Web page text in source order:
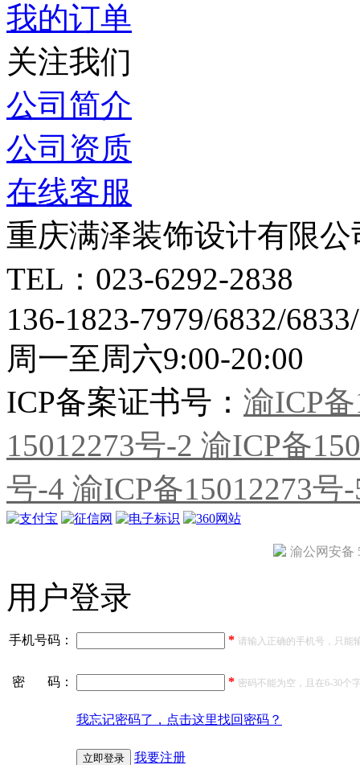
我的订单
关注我们
公司简介
公司资质
在线客服
重庆满泽装饰设计有限公
TEL：023-6292-2838
136-1823-7979/6832/
周一至周六9:00-20:00
ICP备案证书号： 渝ICP
15012273号-2 渝ICP备
号-4 渝ICP备15012273号
渝公网安备
用户登录
手机号码： * 请输入正确的手机号，只能
密 码： * 密码不能为空，且在6-30个
我忘记密码了，点击这里找回密码？
我要注册